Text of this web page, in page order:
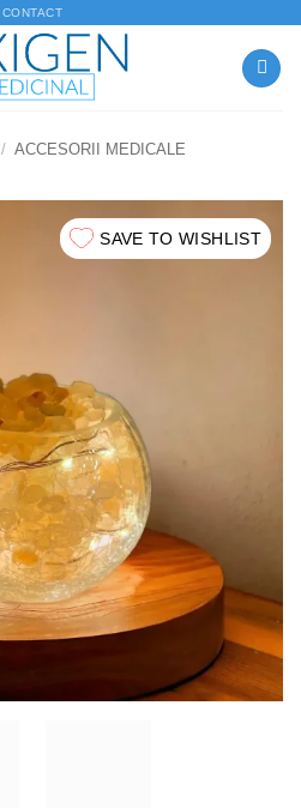
CONTACT
/ ACCESORII MEDICALE
SAVE TO WISHLIST